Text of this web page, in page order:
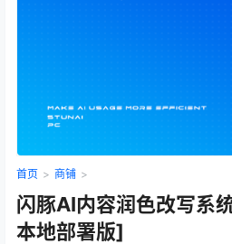
首页 > 商铺 >
闪豚AI内容润色改写系
本地部署版]